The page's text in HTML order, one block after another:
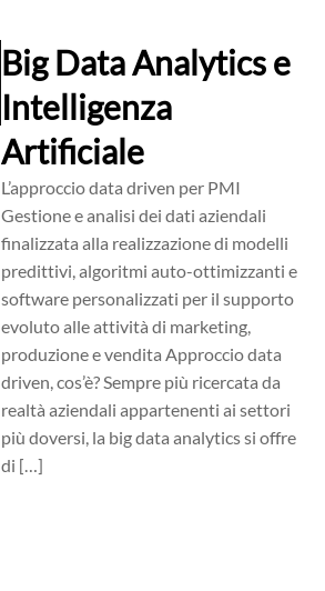
Big Data Analytics e
Intelligenza
Artificiale
L’approccio data driven per PMI
Gestione e analisi dei dati aziendali
finalizzata alla realizzazione di modelli
predittivi, algoritmi auto-ottimizzanti e
software personalizzati per il supporto
evoluto alle attività di marketing,
produzione e vendita Approccio data
driven, cos’è? Sempre più ricercata da
realtà aziendali appartenenti ai settori
più doversi, la big data analytics si offre
di […]